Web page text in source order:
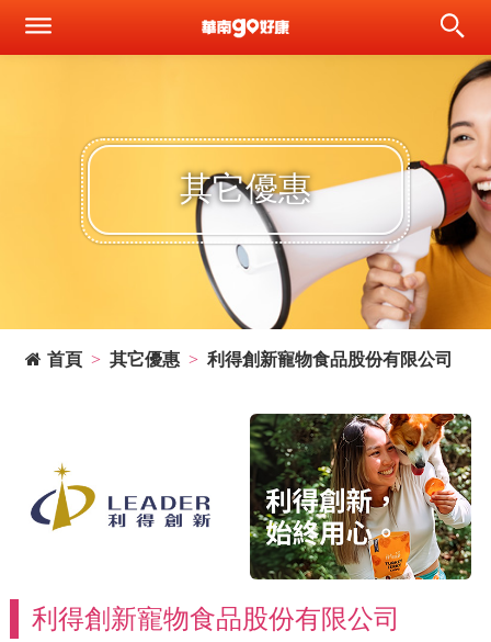
其它優惠
首頁 其它優惠 利得創新寵物食品股份有限公司
利得創新寵物食品股份有限公司